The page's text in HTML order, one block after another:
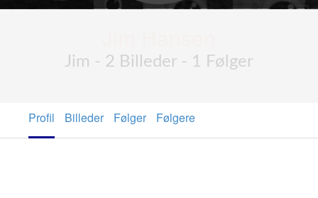
Jim - 2 Billeder - 1 Følger
Profil Billeder Følger Følgere